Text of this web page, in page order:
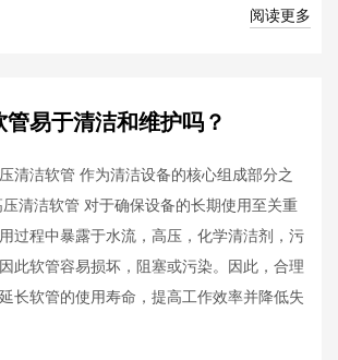
阅读更多
易于清洁和维护吗？
清洁软管 作为清洁设备的核心组成部分之
清洁软管 对于确保设备的长期使用至关重
过程中暴露于水流，高压，化学清洁剂，污
此软管容易损坏，阻塞或污染。因此，合理
长软管的使用寿命，提高工作效率并降低失